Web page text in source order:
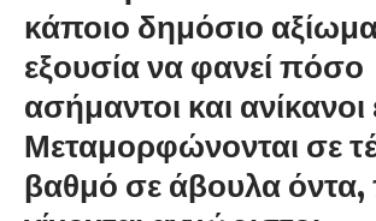
κάποιο δημόσιο
εξουσία να φανεί πόσο
ασήμαντοι και ανίκανοι
Μεταμορφώνονται σε
βαθμό σε άβουλα